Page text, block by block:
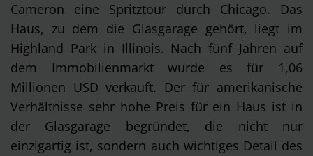
Cameron eine Spritztour durch Chicago. Das
Haus, zu dem die Glasgarage gehört, liegt im
Highland Park in Illinois. Nach fünf Jahren auf
dem Immobilienmarkt wurde es für 1,06
Millionen USD verkauft. Der für amerikanische
Verhältnisse sehr hohe Preis für ein Haus ist in
der Glasgarage begründet, die nicht nur
einzigartig ist, sondern auch wichtiges Detail des